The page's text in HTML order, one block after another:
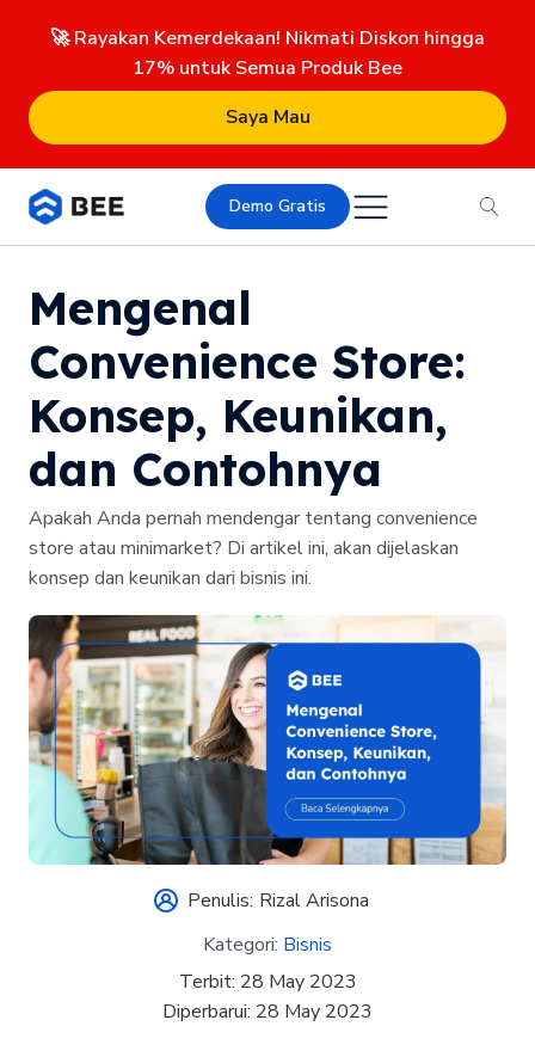
🚀 Rayakan Kemerdekaan! Nikmati Diskon hingga
17% untuk Semua Produk Bee
Saya Mau
Demo Gratis
Mengenal
Convenience Store:
Konsep, Keunikan,
dan Contohnya
Apakah Anda pernah mendengar tentang convenience
store atau minimarket? Di artikel ini, akan dijelaskan
konsep dan keunikan dari bisnis ini.
Penulis: Rizal Arisona
Kategori: Bisnis
Terbit: 28 May 2023
Diperbarui: 28 May 2023